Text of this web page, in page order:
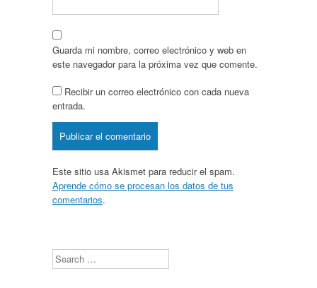
Guarda mi nombre, correo electrónico y web en
este navegador para la próxima vez que comente.
Recibir un correo electrónico con cada nueva
entrada.
Este sitio usa Akismet para reducir el spam.
Aprende cómo se procesan los datos de tus
comentarios.
Search